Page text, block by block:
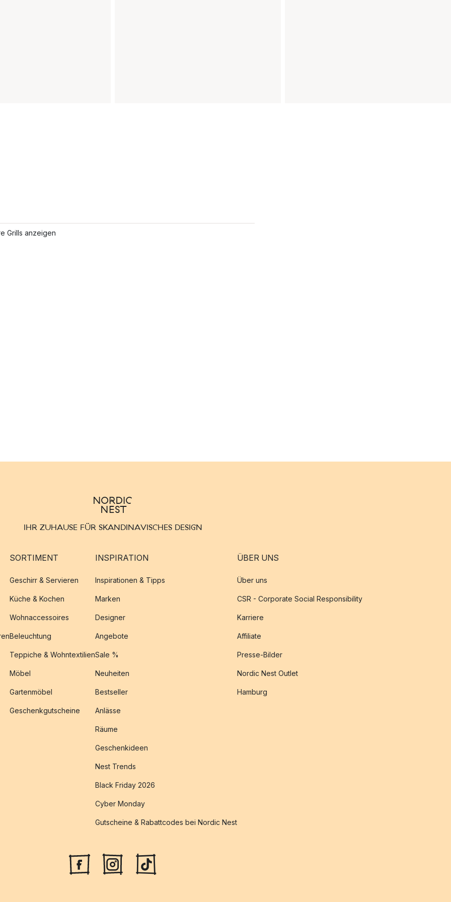
Grills anzeigen
IHR ZUHAUSE FÜR SKANDINAVISCHES DESIGN
SORTIMENT
Geschirr & Servieren
Küche & Kochen
Wohnaccessoires
Beleuchtung
Teppiche & Wohntextilien
Möbel
Gartenmöbel
Geschenkgutscheine
INSPIRATION
Inspirationen & Tipps
Marken
Designer
Angebote
Sale %
Neuheiten
Bestseller
Anlässe
Räume
Geschenkideen
Nest Trends
Black Friday 2026
Cyber Monday
Gutscheine & Rabattcodes bei Nordic Nest
ÜBER UNS
Über uns
CSR - Corporate Social Responsibility
Karriere
Affiliate
Presse-Bilder
Nordic Nest Outlet
Hamburg